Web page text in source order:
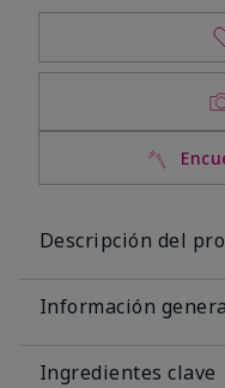
Descripción del
Información
Ingredientes clave